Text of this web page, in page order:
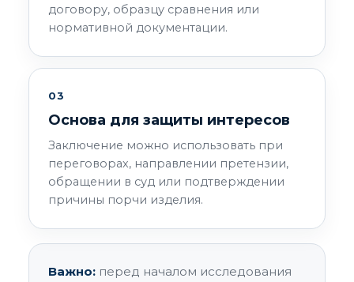
договору, образцу сравнения или
нормативной документации.
03
Основа для защиты интересов
Заключение можно использовать при
переговорах, направлении претензии,
обращении в суд или подтверждении
причины порчи изделия.
Важно: перед началом исследования